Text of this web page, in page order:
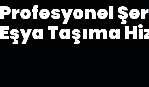
Profesyonel
Eşya Taşıma